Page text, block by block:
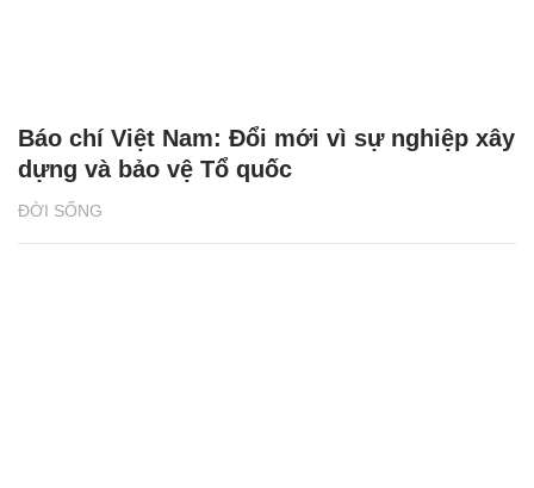
ĐỜI SỐNG
Báo chí Việt Nam: Đổi mới vì sự nghiệp xây
dựng và bảo vệ Tổ quốc